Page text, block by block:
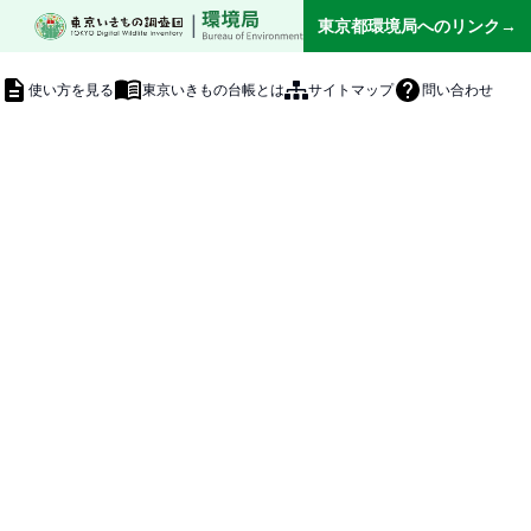
東京都環境局へのリンク→
使い方を見る 東京いきもの台帳とは サイトマップ 問い合わせ